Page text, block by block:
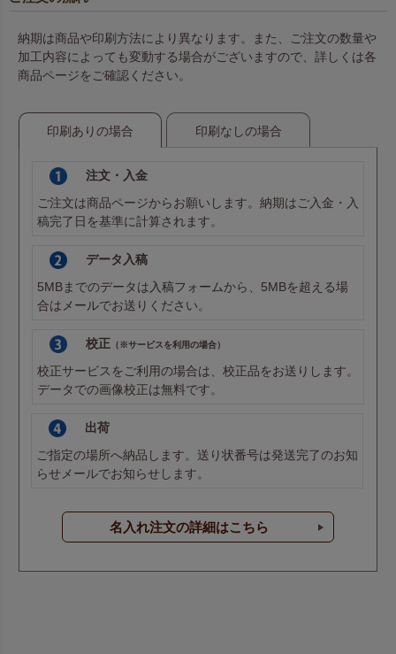
納期は商品や印刷方法により異なります。また、ご注文の数量や
加工内容によっても変動する場合がございますので、詳しくは各
商品ページをご確認ください。
印刷ありの場合 印刷なしの場合
注文・入金
ご注文は商品ページからお願いします。納期はご入金・入
稿完了日を基準に計算されます。
データ入稿
5MBまでのデータは 入稿フォームから、5MBを超える場
合は メールでお送りください。
校正（※サービスを利用の場合）
校正サービスをご利用の場合は、校正品をお送りします。
データでの画像校正は無料です。
出荷
ご指定の場所へ納品します。送り状番号は発送完了のお知
らせメールでお知らせします。
名入れ注文の詳細はこちら